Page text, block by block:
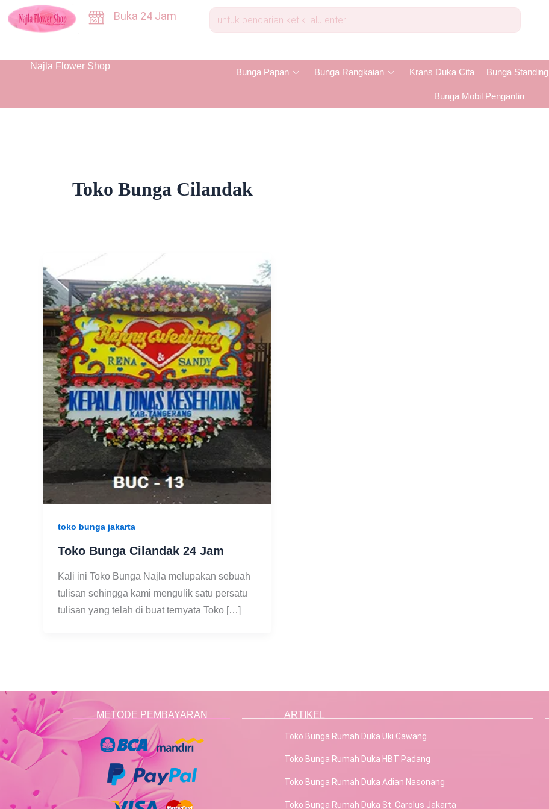
Skip
Buka 24 Jam
Najla Flower Shop
Bunga Papan Bunga Rangkaian Krans Duka Cita Bunga Standing
Bunga Mobil Pengantin
Toko Bunga Cilandak
toko bunga jakarta
Toko Bunga Cilandak 24 Jam
Kali ini Toko Bunga Najla melupakan sebuah
tulisan sehingga kami mengulik satu persatu
tulisan yang telah di buat ternyata Toko […]
METODE PEMBAYARAN ARTIKEL
Toko Bunga Rumah Duka Uki Cawang
Toko Bunga Rumah Duka HBT Padang
Toko Bunga Rumah Duka Adian Nasonang
Toko Bunga Rumah Duka St. Carolus Jakarta